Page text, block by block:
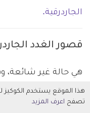
الجاردرقية.
قصور الغدد
هي حالة غير شائعة،
منخفضة من هرمون
هذا الموقع يستخدم الكوكيز
تصفح اعرف المزيد